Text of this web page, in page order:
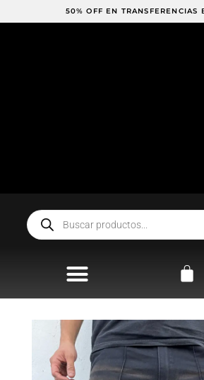
al
50% OFF EN TRANSFERENCIAS
Búsqueda
de
productos